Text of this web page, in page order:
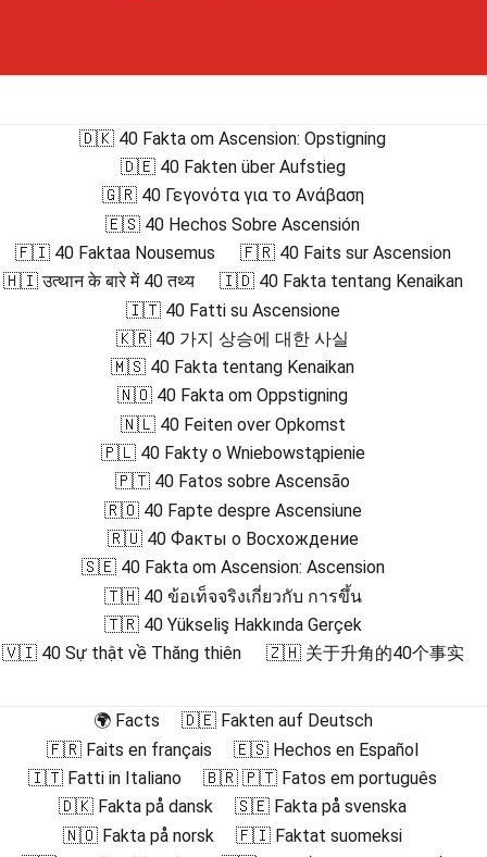
🇩🇰 40 Fakta om Ascension: Opstigning
🇩🇪 40 Fakten über Aufstieg
🇬🇷 40 Γεγονότα για το Ανάβαση
🇪🇸 40 Hechos Sobre Ascensión
🇫🇮 40 Faktaa Nousemus
🇫🇷 40 Faits sur Ascension
🇭🇮 उत्थान के बारे में 40 तथ्य
🇮🇩 40 Fakta tentang Kenaikan
🇮🇹 40 Fatti su Ascensione
🇰🇷 40 가지 상승에 대한 사실
🇲🇸 40 Fakta tentang Kenaikan
🇳🇴 40 Fakta om Oppstigning
🇳🇱 40 Feiten over Opkomst
🇵🇱 40 Fakty o Wniebowstąpienie
🇵🇹 40 Fatos sobre Ascensão
🇷🇴 40 Fapte despre Ascensiune
🇷🇺 40 Факты о Восхождение
🇸🇪 40 Fakta om Ascension: Ascension
🇹🇭 40 ข้อเท็จจริงเกี่ยวกับ การขึ้น
🇹🇷 40 Yükseliş Hakkında Gerçek
🇻🇮 40 Sự thật về Thăng thiên
🇿🇭 关于升角的40个事实
🌍 Facts
🇩🇪 Fakten auf Deutsch
🇫🇷 Faits en français
🇪🇸 Hechos en Español
🇮🇹 Fatti in Italiano
🇧🇷 🇵🇹 Fatos em português
🇩🇰 Fakta på dansk
🇸🇪 Fakta på svenska
🇳🇴 Fakta på norsk
🇫🇮 Faktat suomeksi